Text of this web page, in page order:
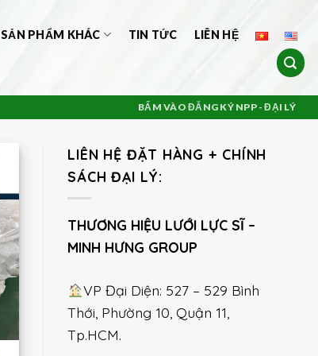
SẢN PHẨM KHÁC TIN TỨC LIÊN HỆ
BẤM VÀO ĐĂNG KÝ NPP - ĐẠI LÝ
LIÊN HỆ ĐẶT HÀNG + CHÍNH
SÁCH ĐẠI LÝ:
THƯƠNG HIỆU LƯỚI LỰC SĨ –
MINH HƯNG GROUP
VP Đại Diện: 527 – 529 Bình
Thới, Phường 10, Quận 11,
Tp.HCM.